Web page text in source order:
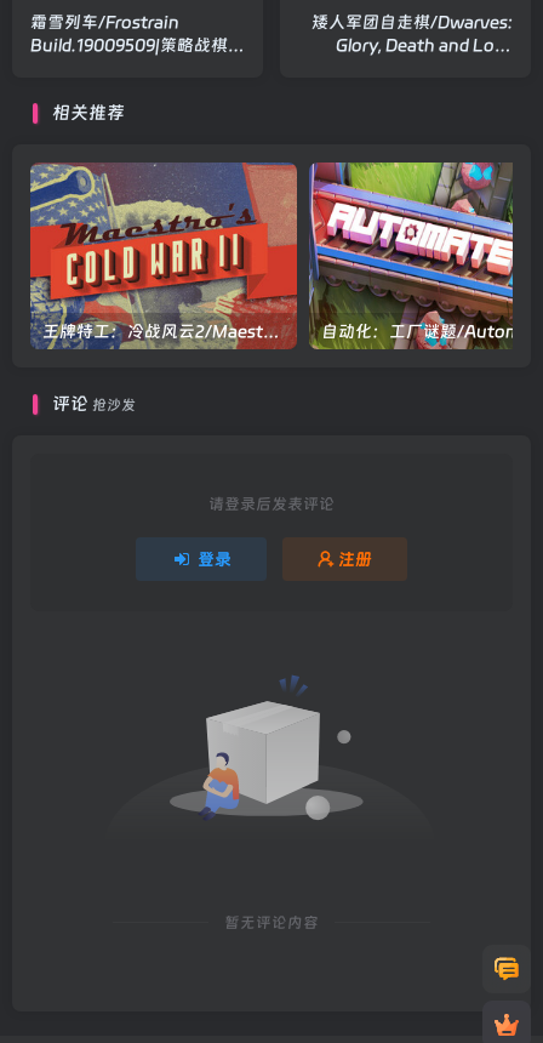
霜雪列车/Frostrain
Build.19009509|策略战棋|
矮人军团自走棋/Dwarves:
Glory, Death and Loot
相关推荐
王牌特工：冷战风云2/Maestro’s Cold War 2 v1.02|策略战棋|容量1.6GB|官方中文版
评论 抢沙发
请登录后发表评论
登录 注册
暂无评论内容